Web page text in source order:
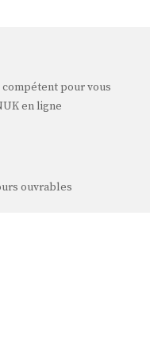
pour vous
en ligne
ouvrables